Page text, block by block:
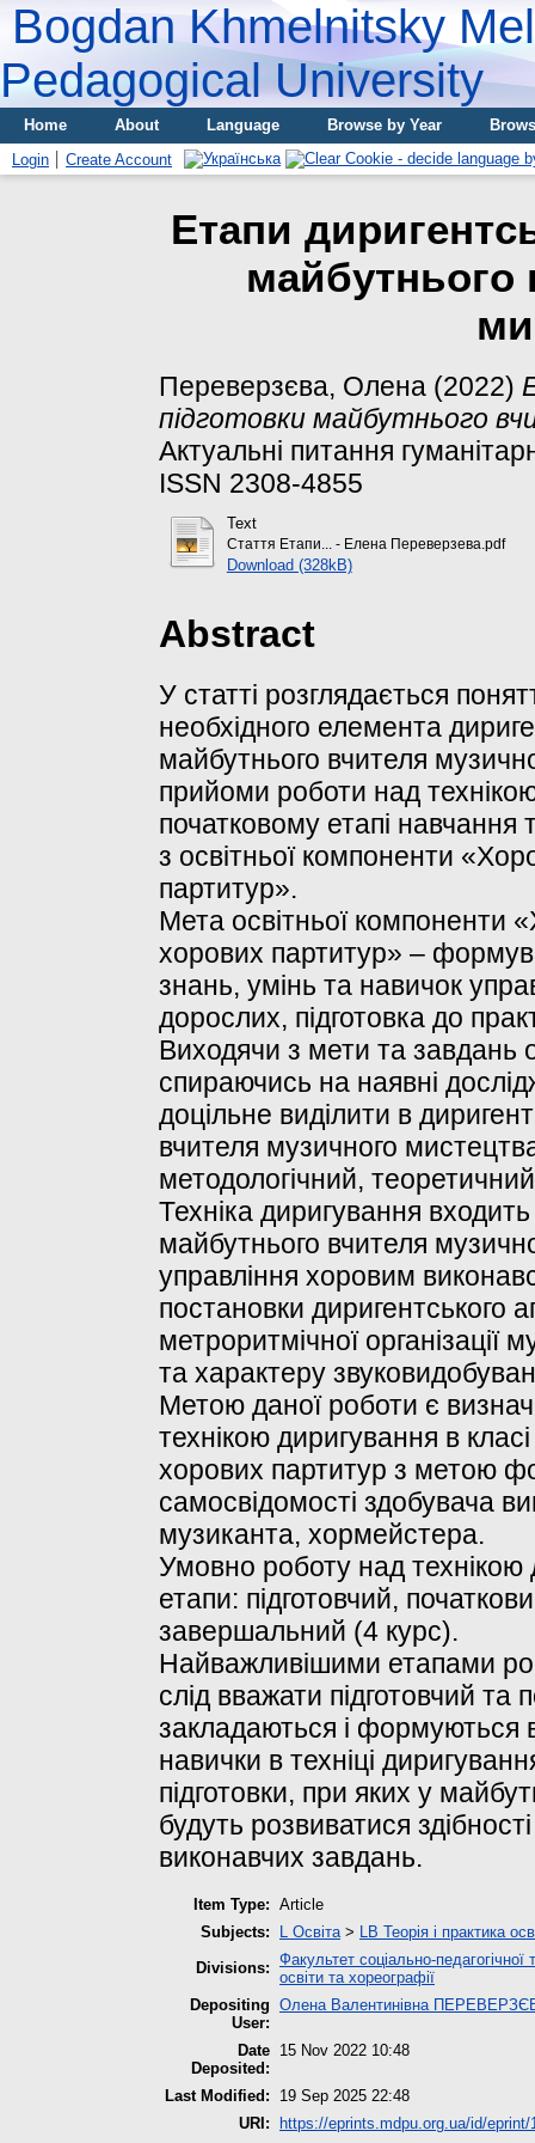
Bogdan Khmelnitsky
Pedagogical University
Home About Language Browse by Year
Login
Create Account
Етапи
майбутнього
Переверзєва, Олена (2022)
підготовки майбутнього
Актуальнi питання
ISSN 2308-4855
Text
Стаття Етапи... - Елена Переверзева.pdf
Download (328kB)
Abstract
У статті розглядається
необхідного елемента
майбутнього вчителя
прийоми роботи над
початковому етапі навчання
з освітньої компоненти
партитур».
Мета освітньої компоненти
хорових партитур» –
знань, умінь та навичок
дорослих, підготовка до
Виходячи з мети та завдань
спираючись на наявні
доцільне виділити в
вчителя музичного
методологічний,
Техніка диригування входить
майбутнього вчителя
управління хоровим
постановки диригентського
метроритмічної організації
та характеру
Метою даної роботи є
технікою диригування в
хорових партитур з метою
самосвідомості здобувача
музиканта, хормейстера.
Умовно роботу над
етапи: підготовчий,
завершальний (4 курс).
Найважливішими етапами
слід вважати підготовчий
закладаються і формуються
навички в техніці
підготовки, при яких у
будуть розвиватися
виконавчих завдань.
Item Type: Article
Subjects:
L Освіта> LB Теорія і практика
Divisions: Факультет соціально-педагогічної
освіти та хореографії
Depositing
User:
Олена Валентинівна
Date
Deposited:
15 Nov 2022 10:48
Last Modified:
19 Sep 2025 22:48
URI:
https://eprints.mdpu.org.ua/id/eprint/